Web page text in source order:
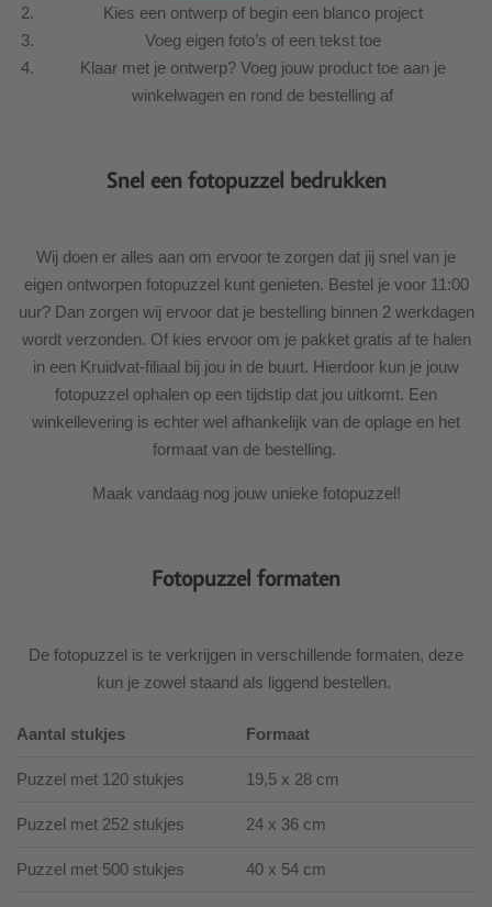
Kies een ontwerp of begin een blanco project
Voeg eigen foto’s of een tekst toe
Klaar met je ontwerp? Voeg jouw product toe aan je
winkelwagen en rond de bestelling af
Snel een fotopuzzel bedrukken
Wij doen er alles aan om ervoor te zorgen dat jij snel van je
eigen ontworpen fotopuzzel kunt genieten. Bestel je voor 11:00
uur? Dan zorgen wij ervoor dat je bestelling binnen 2 werkdagen
wordt verzonden. Of kies ervoor om je pakket gratis af te halen
in een Kruidvat-filiaal bij jou in de buurt. Hierdoor kun je jouw
fotopuzzel ophalen op een tijdstip dat jou uitkomt. Een
winkellevering is echter wel afhankelijk van de oplage en het
formaat van de bestelling.
Maak vandaag nog jouw unieke fotopuzzel!
Fotopuzzel formaten
De fotopuzzel is te verkrijgen in verschillende formaten, deze
kun je zowel staand als liggend bestellen.
Aantal stukjes Formaat
Puzzel met 120 stukjes 19,5 x 28 cm
Puzzel met 252 stukjes 24 x 36 cm
Puzzel met 500 stukjes 40 x 54 cm